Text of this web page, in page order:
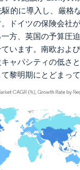
的に導入し、厳格
ドイツの保険会社
方、英国の予算圧
います。南欧およ
ャパシティの低さ
黎明期にとどまって